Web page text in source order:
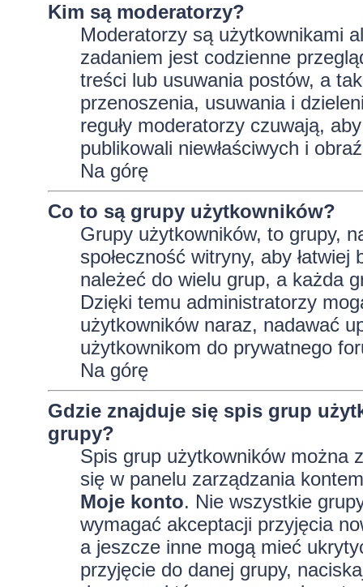
Kim są moderatorzy?
Moderatorzy są użytkownikami
zadaniem jest codzienne
treści lub usuwania postów, a
przenoszenia, usuwania i
reguły moderatorzy czuwają,
publikowali niewłaściwych i
Na górę
Co to są grupy użytkowników?
Grupy użytkowników, to grupy,
społeczność witryny, aby
należeć do wielu grup, a każda
Dzięki temu administratorzy
użytkowników naraz, nadawać
użytkownikom do prywatnego
Na górę
Gdzie znajduje się spis grup
grupy?
Spis grup użytkowników można
się w panelu zarządzania
Moje konto. Nie wszystkie
wymagać akceptacji przyjęcia
a jeszcze inne mogą mieć
przyjęcie do danej grupy,